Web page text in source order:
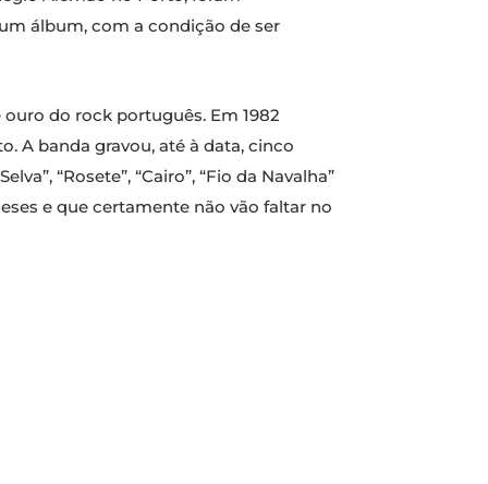
álbum, com a condição de ser
do rock português. Em 1982
A banda gravou, até à data, cinco
“Rosete”, “Cairo”, “Fio da Navalha”
e que certamente não vão faltar no